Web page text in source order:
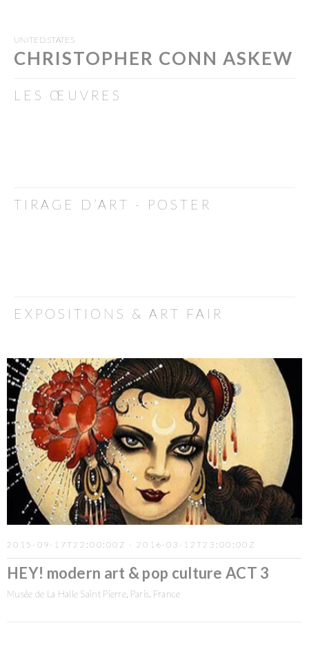
UNITED STATES
CHRISTOPHER CONN ASKEW
LES ŒUVRES
TIRAGE D’ART - POSTER
EXPOSITIONS & ART FAIR
2015-09-17T22:00:00Z - 2016-03-12T23:00:00Z
HEY! modern art & pop culture ACT 3
Musée de La Halle Saint Pierre, Paris, France